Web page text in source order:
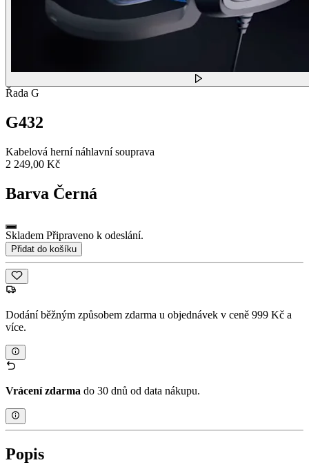
Řada G
G432
Kabelová herní náhlavní souprava
2 249,00 Kč
Barva Černá
Skladem Připraveno k odeslání.
Přidat do košíku
Dodání běžným způsobem zdarma u objednávek v ceně 999 Kč a
více.
Vrácení zdarma do 30 dnů od data nákupu.
Popis